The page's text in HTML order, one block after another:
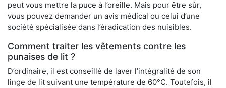
peut vous mettre la puce à l’oreille. Mais pour être sûr,
vous pouvez demander un avis médical ou celui d’une
société spécialisée dans l’éradication des nuisibles.
Comment traiter les vêtements contre les
punaises de lit ?
D’ordinaire, il est conseillé de laver l’intégralité de son
linge de lit suivant une température de 60°C. Toutefois, il